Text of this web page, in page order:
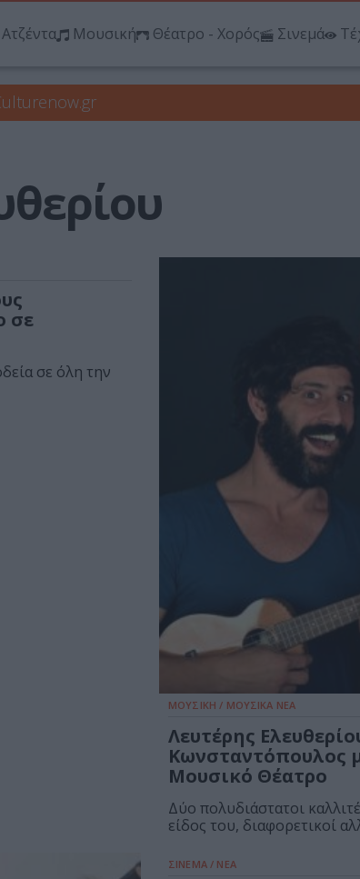
Ατζέντα Μουσική Θέατρο - Χορός Σινεμά
σε
σε όλη την
ΜΟΥΣΙΚΗ / ΜΟΥΣΙΚΑ ΝΕΑ
Λευτέρης
Κωνσταντόπουλος
Μουσικό Θέατρο
Δύο πολυδιάστατοι
είδος του, διαφορετικοί
ΣΙΝΕΜΑ / ΝΕΑ